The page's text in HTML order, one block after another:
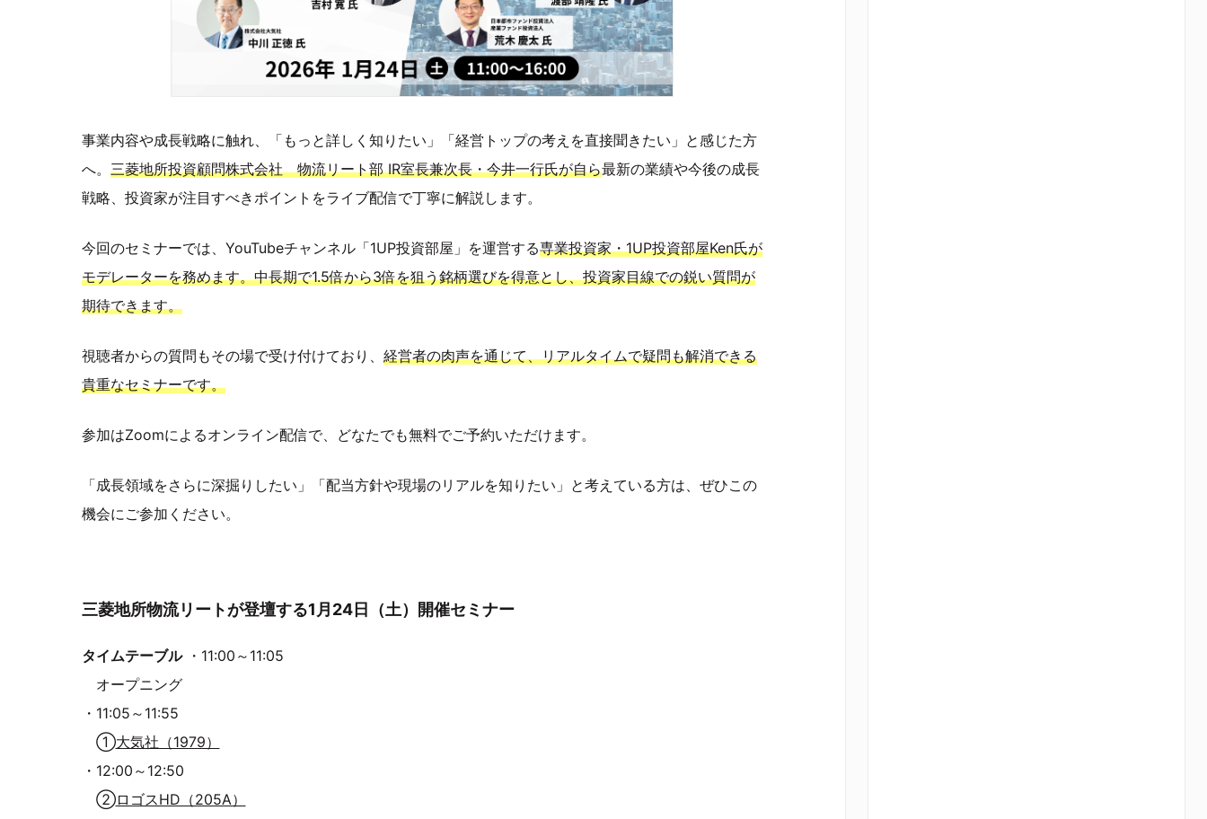
事業内容や成長戦略に触れ、「もっと詳しく知りたい」「経営トップの考えを直接聞きたい」と感じた方
へ。 三菱地所投資顧問株式会社 物流リート部 IR室長兼次長・今井一行氏が自ら最新の業績や今後の成長
戦略、投資家が注目すべきポイントをライブ配信で丁寧に解説します。
今回のセミナーでは、YouTubeチャンネル「1UP投資部屋」を運営する専業投資家・1UP投資部屋Ken氏が
モデレーターを務めます。中長期で1.5倍から3倍を狙う銘柄選びを得意とし、投資家目線での鋭い質問が
期待できます。
視聴者からの質問もその場で受け付けており、 経営者の肉声を通じて、リアルタイムで疑問も解消できる
貴重なセミナーです。
参加はZoomによるオンライン配信で、どなたでも無料でご予約いただけます。
「成長領域をさらに深掘りしたい」「配当方針や現場のリアルを知りたい」と考えている方は、ぜひこの
機会にご参加ください。
三菱地所物流リートが登壇する1月24日（土）開催セミナー
タイムテーブル・11:00～11:05
オープニング
・11:05～11:55
①大気社（1979）
・12:00～12:50
②ロゴスHD（205A）